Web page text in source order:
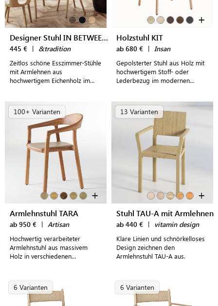
Designer Stuhl IN BETWEEN SK1
445 € | &tradition
Zeitlos schöne Esszimmer-Stühle
mit Armlehnen aus
hochwertigem Eichenholz im
+
Holzstuhl KIT
ab 680 € | Insan
Gepolsterter Stuhl aus Holz mit
hochwertigem Stoff- oder
Lederbezug im modernen
100+ Varianten
+
Armlehnstuhl TARA
ab 950 € | Artisan
Hochwertig verarbeiteter
Armlehnstuhl aus massivem
Holz in verschiedenen
Stapelfunktion
13 Varianten
+
Stuhl TAU-A mit Armlehnen
ab 440 € | vitamin design
Klare Linien und schnörkelloses
Design zeichnen den
Armlehnstuhl TAU-A aus.
6 Varianten 6 Varianten